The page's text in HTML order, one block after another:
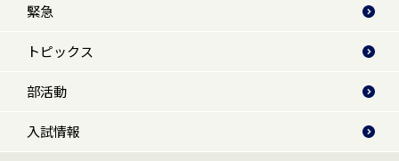
緊急
トピックス
部活動
入試情報